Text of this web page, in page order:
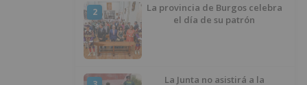
2
La provincia de Burgos celebra
el día de su patrón
La Junta no asistirá a la